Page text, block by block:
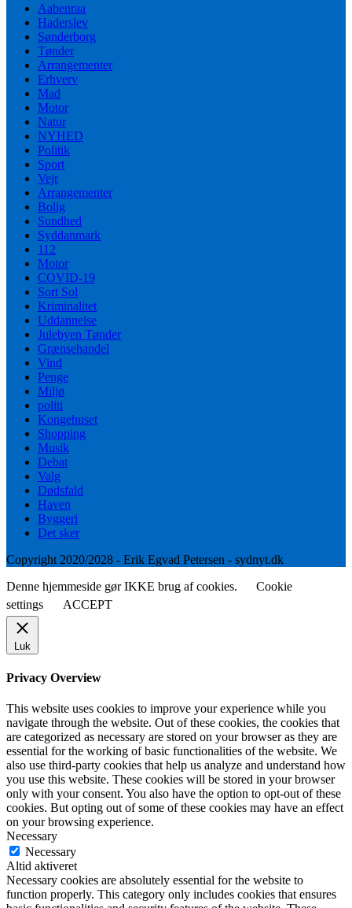
Aabenraa
Haderslev
Sønderborg
Tønder
Arrangementer
Erhverv
Mad
Motor
Natur
NYHED
Politik
Sport
Vejr
Arrangementer
Bolig
Sundhed
Syddanmark
112
Motor
COVID-19
Sort Sol
Kriminalitet
Uddannelse
Julebyen Tønder
Grænsehandel
Vind
Penge
Miljø
politi
Kongehuset
Shopping
Musik
Debat
Valg
Dødsfald
Haven
Byggeri
Det sker
Copyright 2020/2028 - Erik Egvad Petersen - sydnyt.dk
Denne hjemmeside gør IKKE brug af cookies.
Cookie
settings
ACCEPT
Luk
Privacy Overview
This website uses cookies to improve your experience while you
navigate through the website. Out of these cookies, the cookies that
are categorized as necessary are stored on your browser as they are
essential for the working of basic functionalities of the website. We
also use third-party cookies that help us analyze and understand how
you use this website. These cookies will be stored in your browser
only with your consent. You also have the option to opt-out of these
cookies. But opting out of some of these cookies may have an effect
on your browsing experience.
Necessary
Necessary
Altid aktiveret
Necessary cookies are absolutely essential for the website to
function properly. This category only includes cookies that ensures